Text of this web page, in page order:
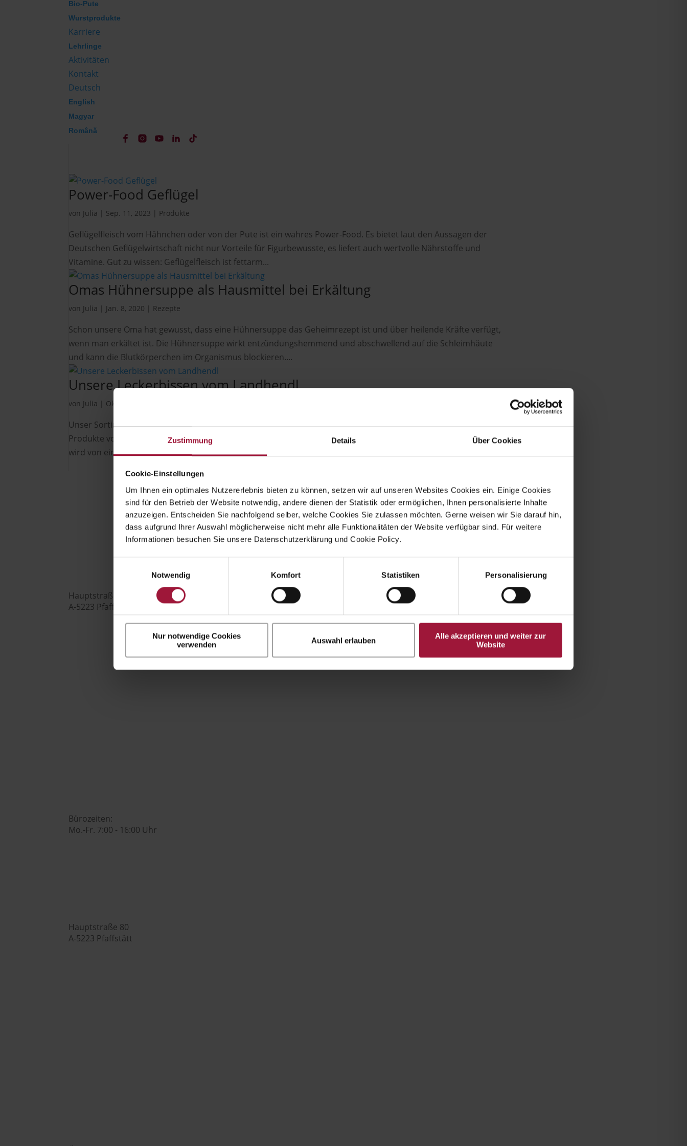
Zustimmung Details Über Cookies
Cookie-Einstellungen
Um Ihnen ein optimales Nutzererlebnis bieten zu können, setzen wir auf unseren Websites Cookies ein. Einige Cookies
sind für den Betrieb der Website notwendig, andere dienen der Statistik oder ermöglichen, Ihnen personalisierte Inhalte
anzuzeigen. Entscheiden Sie nachfolgend selber, welche Cookies Sie zulassen möchten. Gerne weisen wir Sie darauf hin,
dass aufgrund Ihrer Auswahl möglicherweise nicht mehr alle Funktionalitäten der Website verfügbar sind. Für weitere
Informationen besuchen Sie unsere Datenschutzerklärung und Cookie Policy.
Notwendig
Komfort Statistiken Personalisierung
Nur notwendige Cookies
verwenden
Auswahl erlauben
Alle akzeptieren und weiter zur
Website
Bio-Pute
Wurstprodukte
Karriere
Lehrlinge
Aktivitäten
Kontakt
Deutsch
English
Magyar
Română
Power-Food Geflügel
von Julia | Sep. 11, 2023 | Produkte
Geflügelfleisch vom Hähnchen oder von der Pute ist ein wahres Power-Food. Es bietet laut den Aussagen der
Deutschen Geflügelwirtschaft nicht nur Vorteile für Figurbewusste, es liefert auch wertvolle Nährstoffe und
Vitamine. Gut zu wissen: Geflügelfleisch ist fettarm...
Omas Hühnersuppe als Hausmittel bei Erkältung
von Julia | Jan. 8, 2020 | Rezepte
Schon unsere Oma hat gewusst, dass eine Hühnersuppe das Geheimrezept ist und über heilende Kräfte verfügt,
wenn man erkältet ist. Die Hühnersuppe wirkt entzündungshemmend und abschwellend auf die Schleimhäute
und kann die Blutkörperchen im Organismus blockieren....
Unsere Leckerbissen vom Landhendl
von Julia | Okt. 7, 2019
Unser Sortiment umfasst nur das Beste aus dem Geflügelstall. In diesem Beitrag stellen wir die Landhendl
Produkte vor. Unser Hubers Landhendl Geflügel stammt ausnahmslos aus artgerechter Tierhaltung. Die Haltung
wird von einer unabhängigen Kontrollstelle überwacht....
Hubers Landhendl GmbH
Hauptstraße 80
A-5223 Pfaffstätt
Bürozeiten:
Mo.-Fr. 7:00 - 16:00 Uhr
Hauptstraße 80
A-5223 Pfaffstätt